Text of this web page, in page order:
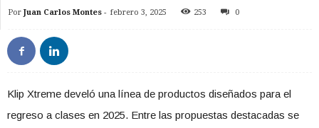
Por Juan Carlos Montes - febrero 3, 2025 253 0
Klip Xtreme develó una línea de productos diseñados para el
regreso a clases en 2025. Entre las propuestas destacadas se